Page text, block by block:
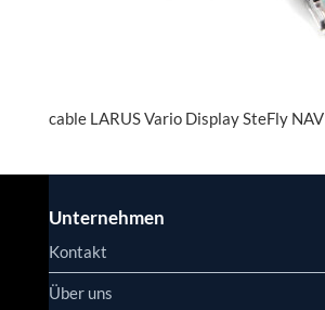
cable LARUS Vario Display SteFly NAV
Unternehmen
Kontakt
Über uns